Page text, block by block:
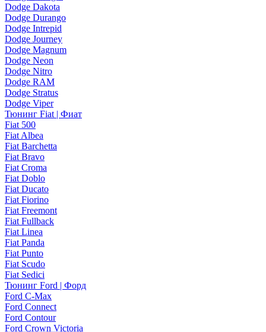
Dodge Dakota
Dodge Durango
Dodge Intrepid
Dodge Journey
Dodge Magnum
Dodge Neon
Dodge Nitro
Dodge RAM
Dodge Stratus
Dodge Viper
Тюнинг Fiat | Фиат
Fiat 500
Fiat Albea
Fiat Barchetta
Fiat Bravo
Fiat Croma
Fiat Doblo
Fiat Ducato
Fiat Fiorino
Fiat Freemont
Fiat Fullback
Fiat Linea
Fiat Panda
Fiat Punto
Fiat Scudo
Fiat Sedici
Тюнинг Ford | Форд
Ford C-Max
Ford Connect
Ford Contour
Ford Crown Victoria